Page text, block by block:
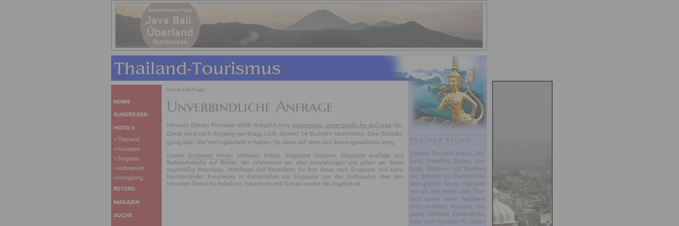
Thailand
Malaysia
Singapur
Indonesien
Hongkong
Home » Anfrage
Unverbindliche Anfrage
Hin­weis: Die­ses For­mu­lar stellt le­dig­lich eine kos­ten­lo­se, un­ver­bind­li­che An­fra­ge dar.
Diese wird nach Ein­gang werk­tags i.d.R. bin­nen 24 Stun­den be­ar­bei­tet. Eine Be­stä­ti­
gung über die Ver­füg­bar­keit er­hal­ten Sie dann auf dem von Ihnen ge­wähl­ten Weg.
Unsere Singapore Reisen umfassen Hotels, Singapore Stopover, Singapore Ausflüge und
Badeaufenhalte auf Bintan. Wir informieren wir über Ausstellungen und geben wir Ihnen
regelmäßig Reisetipps, Hoteltipps und Reiseideen für Ihre Reise nach Singapore und seine
Nachbarländer. Rundreisen in Kombination mit Singapore von den Golfstaaten über den
Indischen Ozean bis Indochina, Indonesien und Taiwan runden das Angebot ab.
Thailand Reisen
Er­leb­nis Thai­land! Ho­tels, Res­
sorts, Trans­fers, Tou­ren, Aus­
flü­ge, Sto­po­ver und Rund­rei­
sen ge­hö­ren zu un­se­rem Rei­
se­pro­gramm. Gerne or­ga­ni­sie­
ren wir Ihre Reise nach Thai­
land sowie seine Nach­barn
unter an­de­rem Ma­lay­sia, Sin­
ga­pur, Viet­nam, Kam­bo­dscha,
Laos und Myan­mar für In­di­vi­